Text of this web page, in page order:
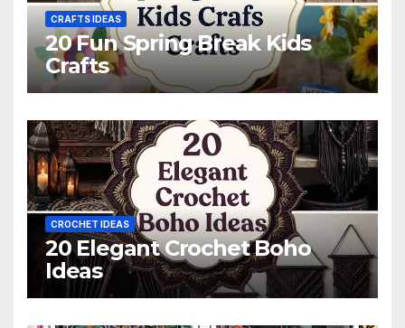
CRAFTS IDEAS
20 Fun Spring Break Kids
Crafts
CROCHET IDEAS
20 Elegant Crochet Boho
Ideas